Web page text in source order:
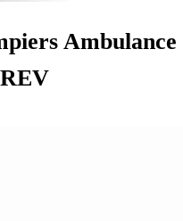
Ambulance